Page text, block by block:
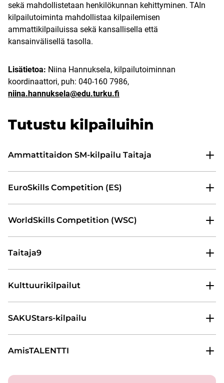
sekä mahdollistetaan henkilökunnan kehittyminen. TAIn
kilpailutoiminta mahdollistaa kilpailemisen
ammattikilpailuissa sekä kansallisella että
kansainvälisellä tasolla.
Lisätietoa: Niina Hannuksela, kilpailutoiminnan
koordinaattori, puh: 040-160 7986,
niina.hannuksela@edu.turku.fi
Tutustu kilpailuihin
Ammattitaidon SM-kilpailu Taitaja
EuroSkills Competition (ES)
WorldSkills Competition (WSC)
Taitaja9
Kulttuurikilpailut
SAKUStars-kilpailu
AmisTALENTTI